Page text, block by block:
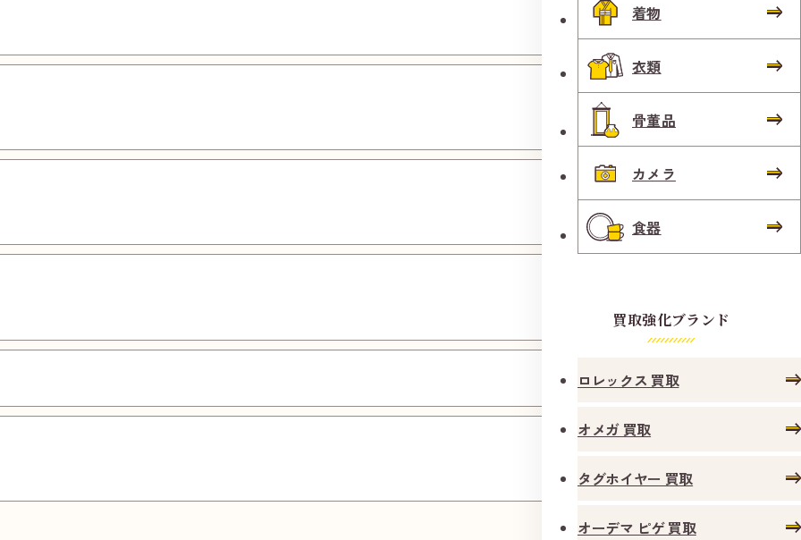
田店
広島可
部店
安芸熊
着物
衣類
骨董品
カメラ
食器
買取強化ブランド
ロレックス 買取
オメガ 買取
タグホイヤー 買取
オーデマ ピゲ 買取